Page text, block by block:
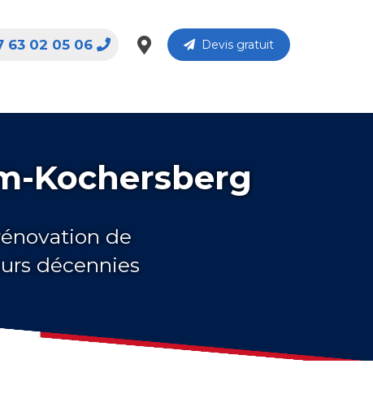
Devis gratuit
63 02 05 06
Kochersberg
de
décennies